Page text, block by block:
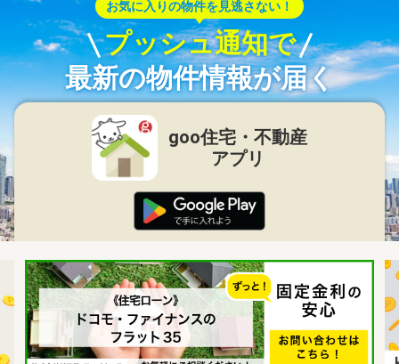
お気に入りの物件を見逃さない！
プッシュ通知で
最新の物件情報が届く
goo住宅・不動産
アプリ